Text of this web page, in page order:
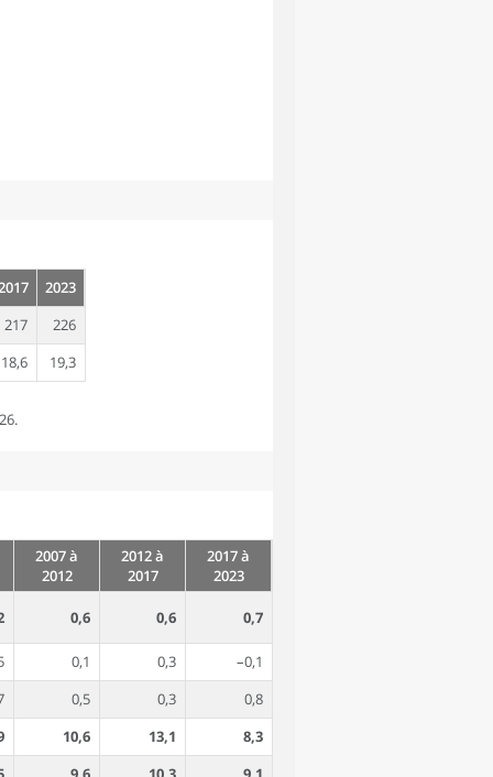
2023
217
226
18,6
19,3
2007 à
2012
2012 à
2017
2017 à
2023
0,6 0,6 0,7
0,1 0,3
–0,1
0,5 0,3
0,8
10,6 13,1
8,3